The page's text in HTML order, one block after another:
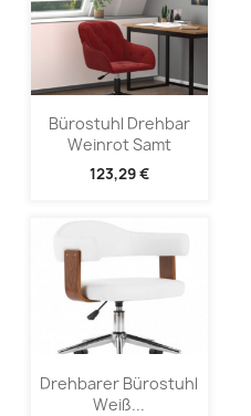
Bürostuhl Drehbar
Weinrot Samt
123,29 €
Drehbarer Bürostuhl
Weiß...